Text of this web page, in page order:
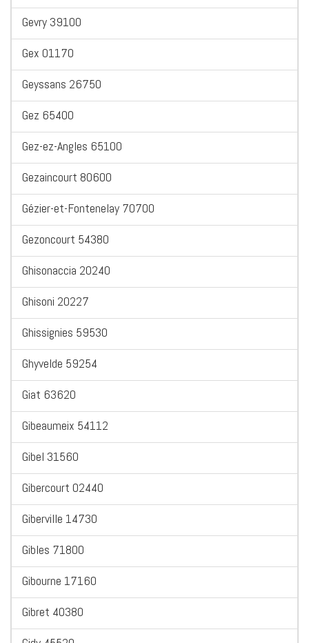
Gevry 39100
Gex 01170
Geyssans 26750
Gez 65400
Gez-ez-Angles 65100
Gezaincourt 80600
Gézier-et-Fontenelay 70700
Gezoncourt 54380
Ghisonaccia 20240
Ghisoni 20227
Ghissignies 59530
Ghyvelde 59254
Giat 63620
Gibeaumeix 54112
Gibel 31560
Gibercourt 02440
Giberville 14730
Gibles 71800
Gibourne 17160
Gibret 40380